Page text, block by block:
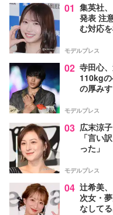
01 集英社
発表 注
む対応を
モデルプレス
02 寺田心
110kg
の厚み
モデルプレス
03 広末涼
「言い
った」
モデルプレス
04 辻希美
次女・
なして